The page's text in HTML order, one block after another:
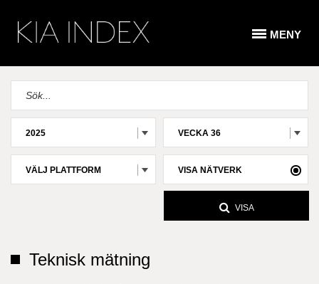
MENY
VISA
2025 VECKA 36
VÄLJ PLATTFORM VISA NÄTVERK
Teknisk mätning